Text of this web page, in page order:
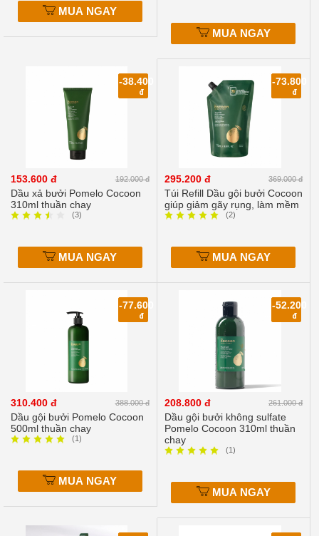
Bách
hóa
MUA NGAY
MUA NGAY
153.600 đ 192.000 đ
Dầu xả bưởi Pomelo Cocoon
310ml thuần chay
-38.400
đ
(3)
MUA NGAY
295.200 đ 369.000 đ
Túi Refill Dầu gội bưởi Cocoon
giúp giảm gãy rụng, làm mềm
-73.800
đ
(2)
MUA NGAY
310.400 đ 388.000 đ
Dầu gội bưởi Pomelo Cocoon
500ml thuần chay
-77.600
đ
(1)
MUA NGAY
208.800 đ 261.000 đ
Dầu gội bưởi không sulfate
Pomelo Cocoon 310ml thuần
chay
-52.200
đ
(1)
MUA NGAY